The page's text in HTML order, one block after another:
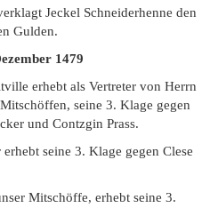
Jeckel Schneiderhenne den
Gulden.
1479
erhebt als Vertreter von Herrn
seine 3. Klage gegen
und Contzgin Prass.
seine 3. Klage gegen Clese
Mitschöffe, erhebt seine 3.